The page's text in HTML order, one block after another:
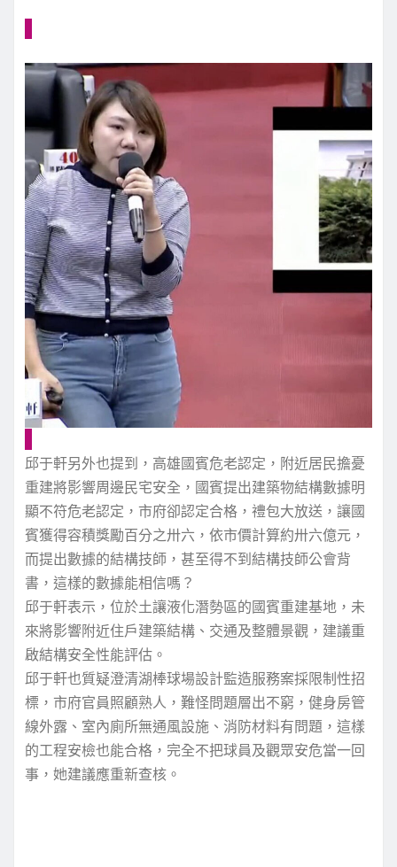
邱于軒另外也提到，高雄國賓危老認定，附近居民擔憂
重建將影響周邊民宅安全，國賓提出建築物結構數據明
顯不符危老認定，市府卻認定合格，禮包大放送，讓國
賓獲得容積獎勵百分之卅六，依市價計算約卅六億元，
而提出數據的結構技師，甚至得不到結構技師公會背
書，這樣的數據能相信嗎？
邱于軒表示，位於土讓液化潛勢區的國賓重建基地，未
來將影響附近住戶建築結構、交通及整體景觀，建議重
啟結構安全性能評估。
邱于軒也質疑澄清湖棒球場設計監造服務案採限制性招
標，市府官員照顧熟人，難怪問題層出不窮，健身房管
線外露、室內廁所無通風設施、消防材料有問題，這樣
的工程安檢也能合格，完全不把球員及觀眾安危當一回
事，她建議應重新查核。